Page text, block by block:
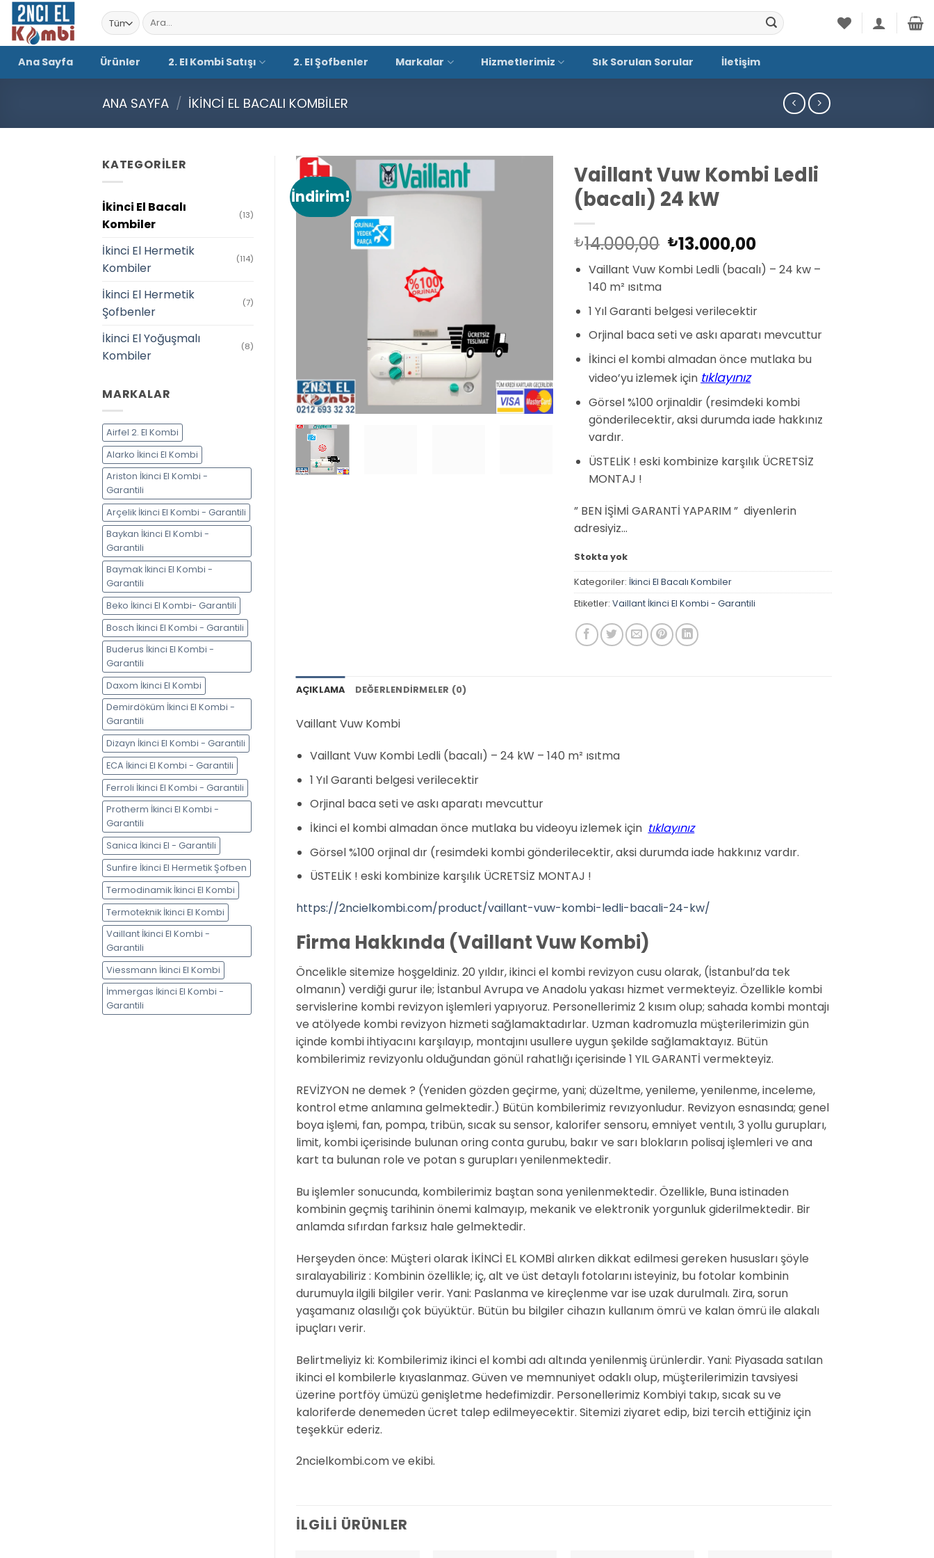
İçeriğe
atla
Ara:
Ana Sayfa Ürünler 2. El Kombi Satışı 2. El Şofbenler Markalar Hizmetlerimiz Sık Sorulan Sorular İletişim
ANA SAYFA / İKINCI EL BACALI KOMBILER
KATEGORILER
İkinci El Bacalı
Kombiler
(13)
İkinci El Hermetik
Kombiler
(114)
İkinci El Hermetik
Şofbenler
(7)
İkinci El Yoğuşmalı
Kombiler
(8)
MARKALAR
Airfel 2. El Kombi
Alarko İkinci El Kombi
Ariston İkinci El Kombi -
Garantili
Arçelik İkinci El Kombi - Garantili
Baykan İkinci El Kombi -
Garantili
Baymak İkinci El Kombi -
Garantili
Beko İkinci El Kombi- Garantili
Bosch İkinci El Kombi - Garantili
Buderus İkinci El Kombi -
Garantili
Daxom İkinci El Kombi
Demirdöküm İkinci El Kombi -
Garantili
Dizayn İkinci El Kombi - Garantili
ECA İkinci El Kombi - Garantili
Ferroli İkinci El Kombi - Garantili
Protherm İkinci El Kombi -
Garantili
Sanica İkinci El - Garantili
Sunfire İkinci El Hermetik Şofben
Termodinamik İkinci El Kombi
Termoteknik İkinci El Kombi
Vaillant İkinci El Kombi -
Garantili
Viessmann İkinci El Kombi
İmmergas İkinci El Kombi -
Garantili
İndirim!
Vaillant Vuw Kombi Ledli
(bacalı) 24 kW
₺14.000,00 Orijinal
fiyat:
₺14.000,00.
₺13.000,00Şu
andaki
fiyat:
Vaillant Vuw Kombi Ledli (bacalı) – 24 kw –
140 m² ısıtma
1 Yıl Garanti belgesi verilecektir
Orjinal baca seti ve askı aparatı mevcuttur
İkinci el kombi almadan önce mutlaka bu
video’yu izlemek için tıklayınız
Görsel %100 orjinaldir (resimdeki kombi
gönderilecektir, aksi durumda iade hakkınız
vardır.
ÜSTELİK ! eski kombinize karşılık ÜCRETSİZ
MONTAJ !
” BEN İŞİMİ GARANTİ YAPARIM ” diyenlerin
adresiyiz…
Stokta yok
Kategoriler: İkinci El Bacalı Kombiler
Etiketler:Vaillant İkinci El Kombi - Garantili
AÇIKLAMA DEĞERLENDIRMELER (0)
Vaillant Vuw Kombi
Vaillant Vuw Kombi Ledli (bacalı) – 24 kW – 140 m² ısıtma
1 Yıl Garanti belgesi verilecektir
Orjinal baca seti ve askı aparatı mevcuttur
İkinci el kombi almadan önce mutlaka bu videoyu izlemek için tıklayınız
Görsel %100 orjinal dır (resimdeki kombi gönderilecektir, aksi durumda iade hakkınız vardır.
ÜSTELİK ! eski kombinize karşılık ÜCRETSİZ MONTAJ !
https://2ncielkombi.com/product/vaillant-vuw-kombi-ledli-bacali-24-kw/
Firma Hakkında (Vaillant Vuw Kombi)
Öncelikle sitemize hoşgeldiniz. 20 yıldır, ikinci el kombi revizyon cusu olarak, (İstanbul’da tek
olmanın) verdiği gurur ile; İstanbul Avrupa ve Anadolu yakası hizmet vermekteyiz. Özellikle kombi
servislerine kombi revizyon işlemleri yapıyoruz. Personellerimiz 2 kısım olup; sahada kombi montajı
ve atölyede kombi revizyon hizmeti sağlamaktadırlar. Uzman kadromuzla müşterilerimizin gün
içinde kombi ihtiyacını karşılayıp, montajını usullere uygun şekilde sağlamaktayız. Bütün
kombilerimiz revizyonlu olduğundan gönül rahatlığı içerisinde 1 YIL GARANTİ vermekteyiz.
REVİZYON ne demek ? (Yeniden gözden geçirme, yani; düzeltme, yenileme, yenilenme, inceleme,
kontrol etme anlamına gelmektedir.) Bütün kombilerimiz revızyonludur. Revizyon esnasında; genel
boya işlemi, fan, pompa, tribün, sıcak su sensor, kalorifer sensoru, emniyet ventılı, 3 yollu gurupları,
limit, kombi içerisinde bulunan oring conta gurubu, bakır ve sarı blokların polisaj işlemleri ve ana
kart ta bulunan role ve potan s gurupları yenilenmektedir.
Bu işlemler sonucunda, kombilerimiz baştan sona yenilenmektedir. Özellikle, Buna istinaden
kombinin geçmiş tarihinin önemi kalmayıp, mekanik ve elektronik yorgunluk giderilmektedir. Bir
anlamda sıfırdan farksız hale gelmektedir.
Herşeyden önce: Müşteri olarak İKİNCİ EL KOMBİ alırken dikkat edilmesi gereken hususları şöyle
sıralayabiliriz : Kombinin özellikle; iç, alt ve üst detaylı fotolarını isteyiniz, bu fotolar kombinin
durumuyla ilgili bilgiler verir. Yani: Paslanma ve kireçlenme var ise uzak durulmalı. Zira, sorun
yaşamanız olasılığı çok büyüktür. Bütün bu bilgiler cihazın kullanım ömrü ve kalan ömrü ile alakalı
ipuçları verir.
Belirtmeliyiz ki: Kombilerimiz ikinci el kombi adı altında yenilenmiş ürünlerdir. Yani: Piyasada satılan
ikinci el kombilerle kıyaslanmaz. Güven ve memnuniyet odaklı olup, müşterilerimizin tavsiyesi
üzerine portföy ümüzü genişletme hedefimizdir. Personellerimiz Kombiyi takıp, sıcak su ve
kaloriferde denemeden ücret talep edilmeyecektir. Sitemizi ziyaret edip, bizi tercih ettiğiniz için
teşekkür ederiz.
2ncielkombi.com ve ekibi.
İLGILI ÜRÜNLER